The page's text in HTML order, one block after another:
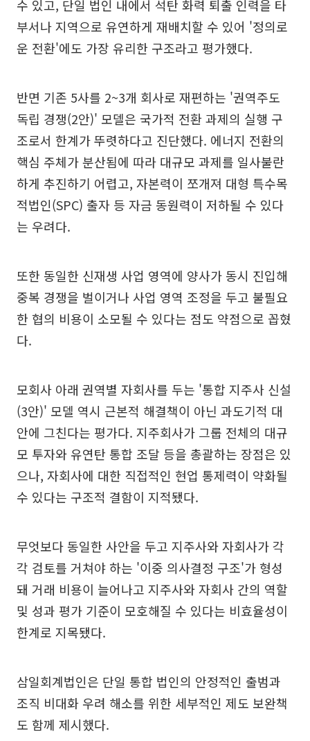
수 있고, 단일 법인 내에서 석탄 화력 퇴출 인력을 타
부서나 지역으로 유연하게 재배치할 수 있어 '정의로
운 전환'에도 가장 유리한 구조라고 평가했다.
반면 기존 5사를 2~3개 회사로 재편하는 '권역주도
독립 경쟁(2안)' 모델은 국가적 전환 과제의 실행 구
조로서 한계가 뚜렷하다고 진단했다. 에너지 전환의
핵심 주체가 분산됨에 따라 대규모 과제를 일사불란
하게 추진하기 어렵고, 자본력이 쪼개져 대형 특수목
적법인(SPC) 출자 등 자금 동원력이 저하될 수 있다
는 우려다.
또한 동일한 신재생 사업 영역에 양사가 동시 진입해
중복 경쟁을 벌이거나 사업 영역 조정을 두고 불필요
한 협의 비용이 소모될 수 있다는 점도 약점으로 꼽혔
다.
모회사 아래 권역별 자회사를 두는 '통합 지주사 신설
(3안)' 모델 역시 근본적 해결책이 아닌 과도기적 대
안에 그친다는 평가다. 지주회사가 그룹 전체의 대규
모 투자와 유연탄 통합 조달 등을 총괄하는 장점은 있
으나, 자회사에 대한 직접적인 현업 통제력이 약화될
수 있다는 구조적 결함이 지적됐다.
무엇보다 동일한 사안을 두고 지주사와 자회사가 각
각 검토를 거쳐야 하는 '이중 의사결정 구조'가 형성
돼 거래 비용이 늘어나고 지주사와 자회사 간의 역할
및 성과 평가 기준이 모호해질 수 있다는 비효율성이
한계로 지목됐다.
삼일회계법인은 단일 통합 법인의 안정적인 출범과
조직 비대화 우려 해소를 위한 세부적인 제도 보완책
도 함께 제시했다.